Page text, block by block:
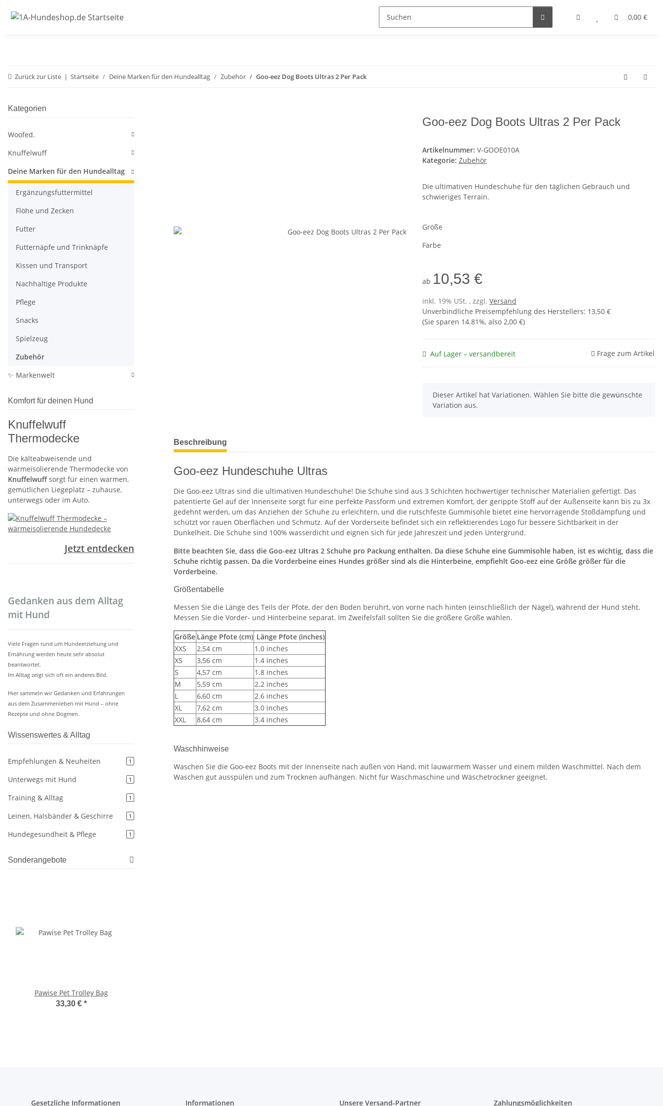
0,00 €
Zurück zur Liste Startseite Deine Marken für den Hundealltag Zubehör Goo-eez Dog Boots Ultras 2 Per Pack
Goo-eez Dog Boots Ultras 2 Per Pack
Artikelnummer: V-GOOE010A
Kategorie: Zubehör
Die ultimativen Hundeschuhe für den täglichen Gebrauch und
schwieriges Terrain.
Größe
Farbe
ab 10,53 €
inkl. 19% USt. , zzgl. Versand
Unverbindliche Preisempfehlung des Herstellers: 13,50 €
(Sie sparen 14.81%, also 2,00 €)
Auf Lager – versandbereit Frage zum Artikel
x
Dieser Artikel hat Variationen. Wählen Sie bitte die gewünschte
Variation aus.
weitere Registerkarten anzeigen
Beschreibung
Goo-eez Hundeschuhe Ultras
Die Goo-eez Ultras sind die ultimativen Hundeschuhe! Die Schuhe sind aus 3 Schichten hochwertiger technischer Materialien gefertigt. Das
patentierte Gel auf der Innenseite sorgt für eine perfekte Passform und extremen Komfort, der gerippte Stoff auf der Außenseite kann bis zu 3x
gedehnt werden, um das Anziehen der Schuhe zu erleichtern, und die rutschfeste Gummisohle bietet eine hervorragende Stoßdämpfung und
schützt vor rauen Oberflächen und Schmutz. Auf der Vorderseite befindet sich ein reflektierendes Logo für bessere Sichtbarkeit in der
Dunkelheit. Die Schuhe sind 100% wasserdicht und eignen sich für jede Jahreszeit und jeden Untergrund.
Bitte beachten Sie, dass die Goo-eez Ultras 2 Schuhe pro Packung enthalten. Da diese Schuhe eine Gummisohle haben, ist es wichtig, dass die
Schuhe richtig passen. Da die Vorderbeine eines Hundes größer sind als die Hinterbeine, empfiehlt Goo-eez eine Größe größer für die
Vorderbeine.
Größentabelle
Messen Sie die Länge des Teils der Pfote, der den Boden berührt, von vorne nach hinten (einschließlich der Nägel), während der Hund steht.
Messen Sie die Vorder- und Hinterbeine separat. Im Zweifelsfall sollten Sie die größere Größe wählen.
Größe Länge Pfote (cm) Länge Pfote (inches)
XXS
2,54 cm
1.0 inches
XS
3,56 cm
1.4 inches
S
4,57 cm
1.8 inches
M
5,59 cm
2.2 inches
L
6,60 cm
2.6 inches
XL
7,62 cm
3.0 inches
XXL
8,64 cm 3.4 inches
Waschhinweise
Waschen Sie die Goo-eez Boots mit der Innenseite nach außen von Hand, mit lauwarmem Wasser und einem milden Waschmittel. Nach dem
Waschen gut ausspülen und zum Trocknen aufhängen. Nicht für Waschmaschine und Wäschetrockner geeignet.
Kategorien
Woofed.
Knuffelwuff
Deine Marken für den Hundealltag
Ergänzungsfuttermittel
Flöhe und Zecken
Futter
Futternäpfe und Trinknäpfe
Kissen und Transport
Nachhaltige Produkte
Pflege
Snacks
Spielzeug
Zubehör
✨ Markenwelt
Komfort für deinen Hund
Knuffelwuff
Thermodecke
Die kälteabweisende und
wärmeisolierende Thermodecke von
Knuffelwuffsorgt für einen warmen,
gemütlichen Liegeplatz – zuhause,
unterwegs oder im Auto.
Jetzt entdecken
Gedanken aus dem Alltag
mit Hund
Viele Fragen rund um Hundeerziehung und
Ernährung werden heute sehr absolut
beantwortet.
Im Alltag zeigt sich oft ein anderes Bild.
Hier sammeln wir Gedanken und Erfahrungen
aus dem Zusammenleben mit Hund – ohne
Rezepte und ohne Dogmen.
Wissenswertes & Alltag
Empfehlungen & Neuheiten 1
Unterwegs mit Hund 1
Training & Alltag 1
Leinen, Halsbänder & Geschirre 1
Hundegesundheit & Pflege 1
Sonderangebote
Pawise Pet Trolley Bag
33,30 € *
Gesetzliche Informationen Informationen Unsere Versand-Partner Zahlungsmöglichkeiten